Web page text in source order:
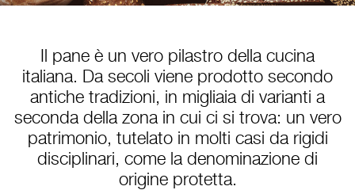
Il pane è un vero pilastro della cucina
italiana. Da secoli viene prodotto secondo
antiche tradizioni, in migliaia di varianti a
seconda della zona in cui ci si trova: un vero
patrimonio, tutelato in molti casi da rigidi
disciplinari, come la denominazione di
origine protetta.